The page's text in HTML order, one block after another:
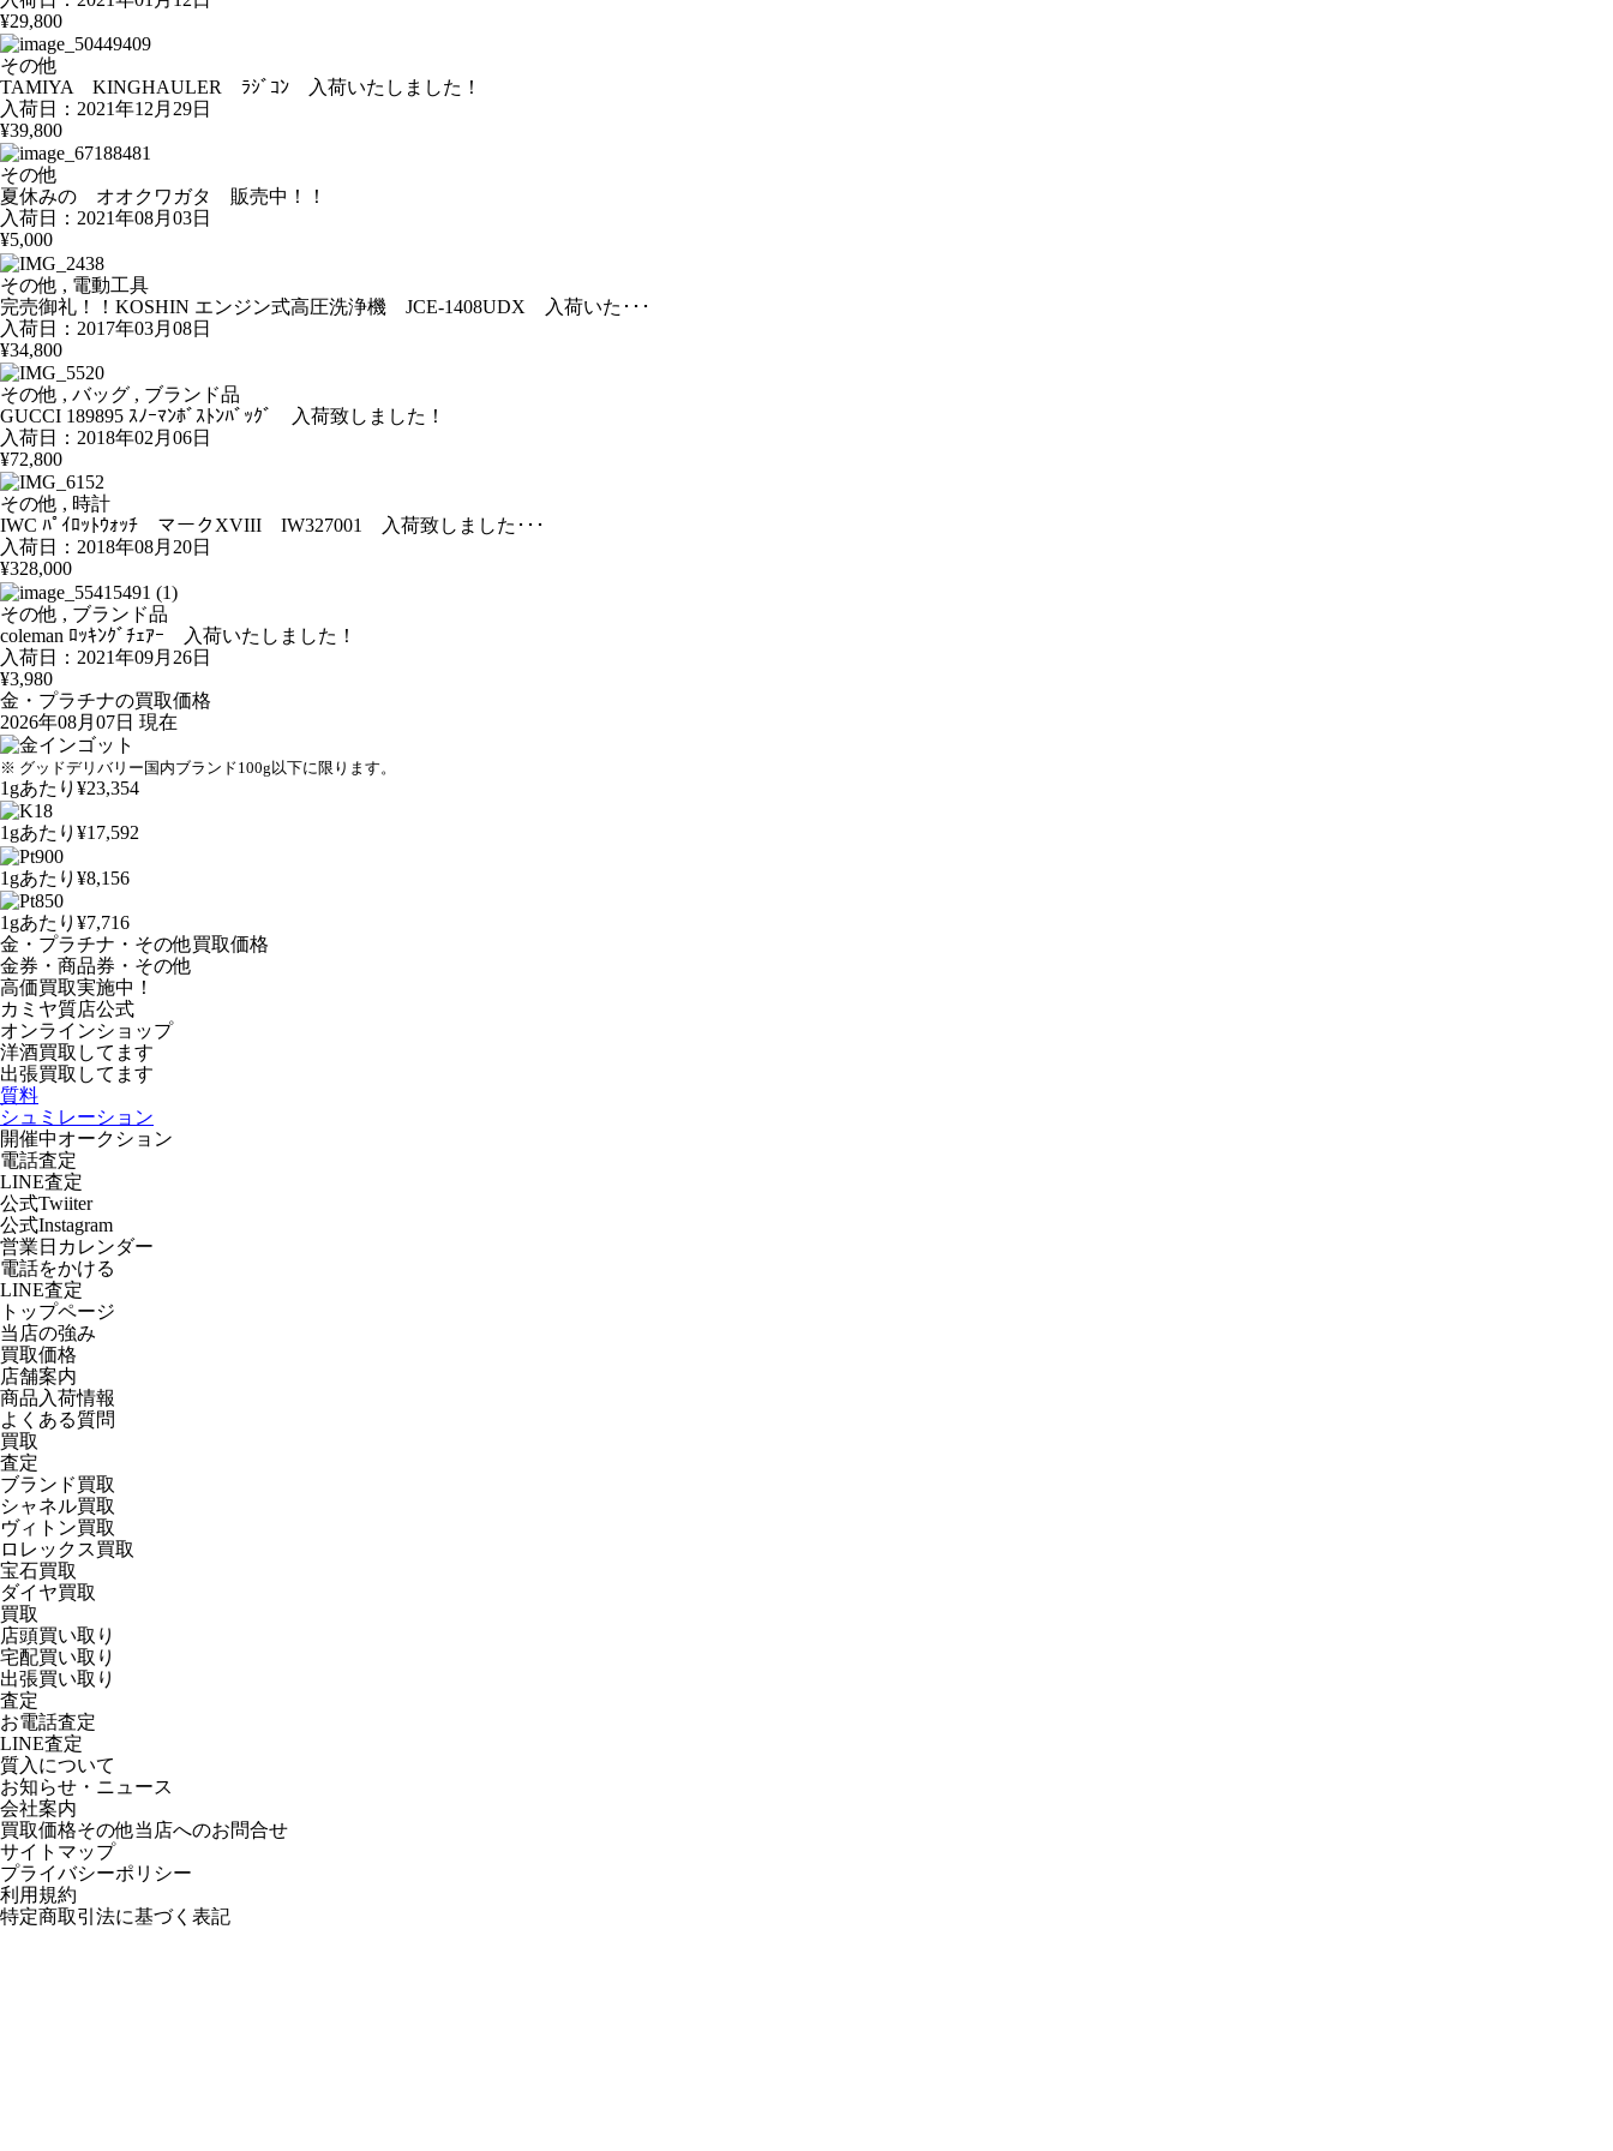
¥29,800
その他
TAMIYA KINGHAULER ﾗｼﾞｺﾝ 入荷いたしました！
入荷日：2021年12月29日
¥39,800
その他
夏休みの オオクワガタ 販売中！！
入荷日：2021年08月03日
¥5,000
その他 , 電動工具
完売御礼！！KOSHIN エンジン式高圧洗浄機 JCE-1408UDX 入荷いた･･･
入荷日：2017年03月08日
¥34,800
その他 , バッグ , ブランド品
GUCCI 189895 ｽﾉｰﾏﾝﾎﾞｽﾄﾝﾊﾞｯｸﾞ 入荷致しました！
入荷日：2018年02月06日
¥72,800
その他 , 時計
IWC ﾊﾟｲﾛｯﾄｳｫｯﾁ マークXVIII IW327001 入荷致しました･･･
入荷日：2018年08月20日
¥328,000
その他 , ブランド品
coleman ﾛｯｷﾝｸﾞﾁｪｱｰ 入荷いたしました！
入荷日：2021年09月26日
¥3,980
金・プラチナの買取価格
2026年08月07日 現在
※ グッドデリバリー国内ブランド100g以下に限ります。
1gあたり ¥23,354
1gあたり ¥17,592
1gあたり ¥8,156
1gあたり ¥7,716
金・プラチナ・その他買取価格
金券・商品券・その他
高価買取実施中！
カミヤ質店公式
オンラインショップ
洋酒買取してます
出張買取 してます
質料
シュミレーション
開催中オークション
電話査定
LINE査定
公式Twiiter
公式Instagram
営業日カレンダー
電話をかける
LINE査定
トップページ
当店の強み
買取価格
店舗案内
商品入荷情報
よくある質問
買取
査定
ブランド買取
シャネル買取
ヴィトン買取
ロレックス買取
宝石買取
ダイヤ買取
買取
店頭買い取り
宅配買い取り
出張買い取り
査定
お電話査定
LINE査定
質入について
お知らせ・ニュース
会社案内
買取価格その他当店へのお問合せ
サイトマップ
プライバシーポリシー
利用規約
特定商取引法に基づく表記